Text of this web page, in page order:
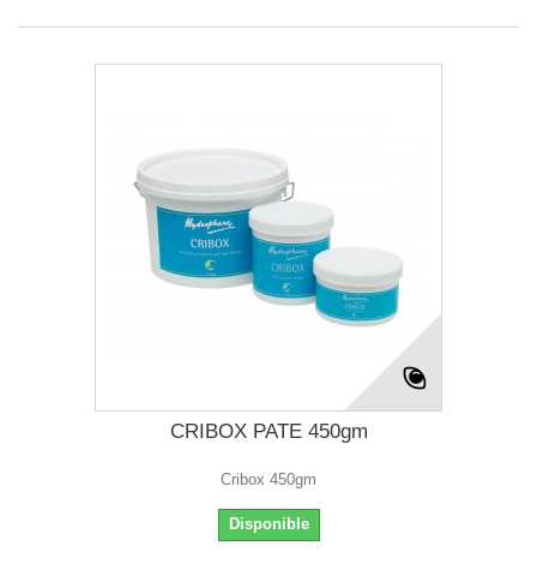
CRIBOX PATE 450gm
Cribox 450gm
Disponible